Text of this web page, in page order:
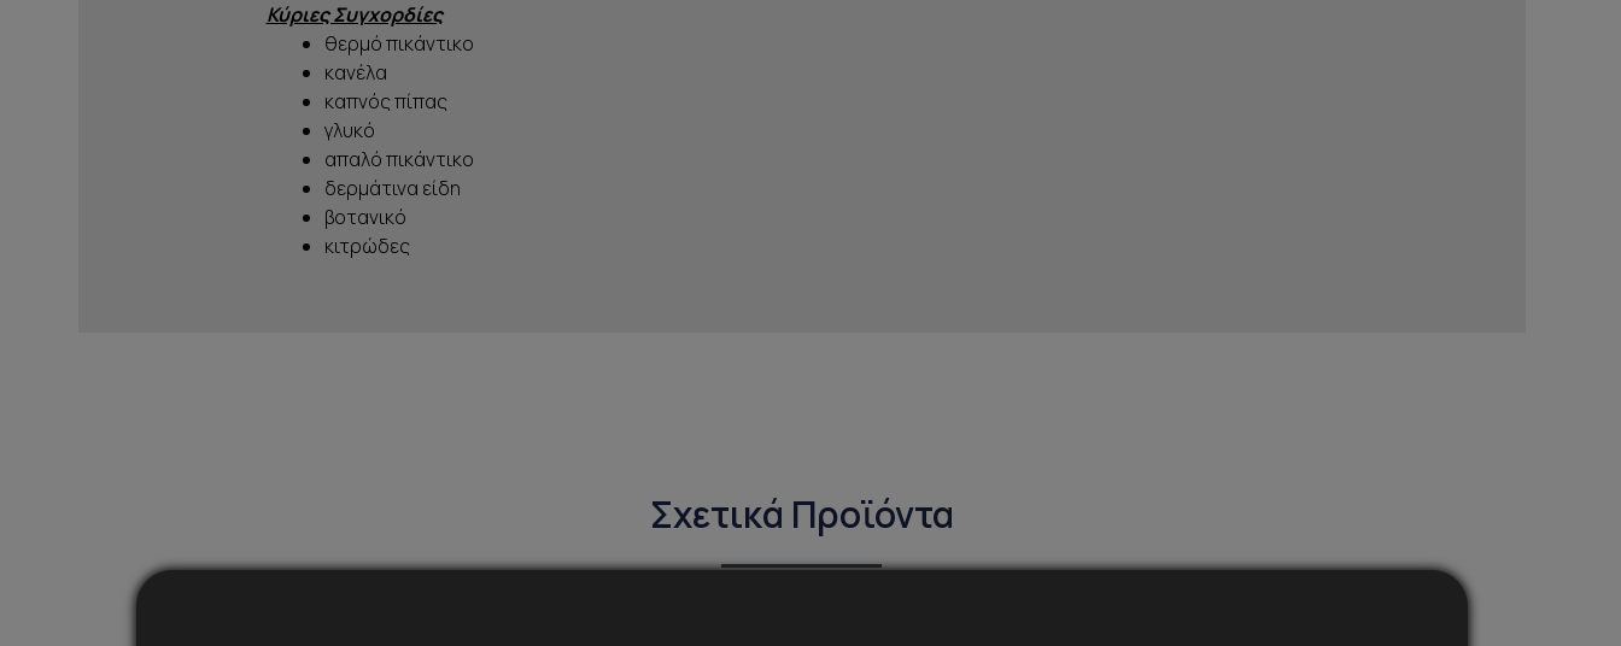
Κύριες Συγχορδίες
θερμό πικάντικο
κανέλα
καπνός πίπας
γλυκό
απαλό πικάντικο
δερμάτινα είδη
βοτανικό
κιτρώδες
Σχετικά Προϊόντα